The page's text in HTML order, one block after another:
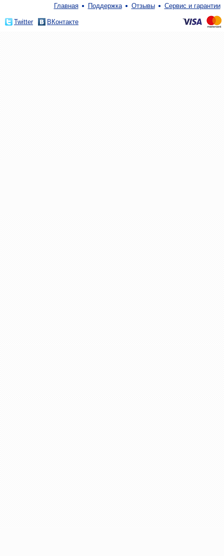
Главная Поддержка Отзывы Сервис и гарантии
Twitter ВКонтакте